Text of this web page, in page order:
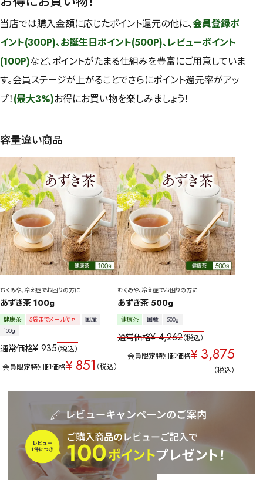
当店では購入金額に応じたポイント還元の他に、会員登録ポ
イント(300P)、お誕生日ポイント(500P)、レビューポイント
(100P)など、ポイントがたまる仕組みを豊富にご用意していま
す。会員ステージが上がることでさらにポイント還元率がアッ
プ！(最大3%)お得にお買い物を楽しみましょう！
容量違い商品
むくみや、冷え症でお困りの方に
あずき茶 100g
健康茶 5袋までメール便可
国産
100g
通常価格¥ 935 税込
会員限定特別卸価格¥851 税込
むくみや、冷え症でお困りの方に
あずき茶 500g
健康茶 国産 500g
通常価格¥ 4,262 税込
会員限定特別卸価格¥3,875
税込